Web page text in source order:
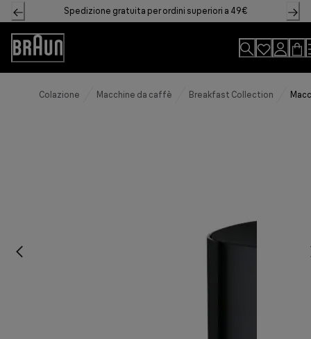
Skip
to
Content
Spedizione gratuita per ordini superiori a 49€
Accessibility
Statement
Colazione Macchine da caffè Breakfast Collection